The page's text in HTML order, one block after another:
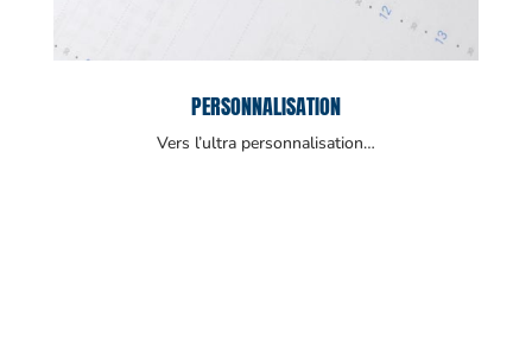
PERSONNALISATION
Vers l’ultra personnalisation…